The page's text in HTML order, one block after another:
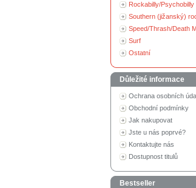
Rockabilly/Psychobilly
Southern (jižanský)
Speed/Thrash/Death
Surf
Ostatní
Důležité informace
Ochrana osobních
Obchodní podmínky
Jak nakupovat
Jste u nás poprvé?
Kontaktujte nás
Dostupnost titulů
Bestseller